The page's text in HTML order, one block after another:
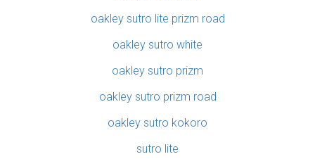
oakley sutro lite prizm road
oakley sutro white
oakley sutro prizm
oakley sutro prizm road
oakley sutro kokoro
sutro lite